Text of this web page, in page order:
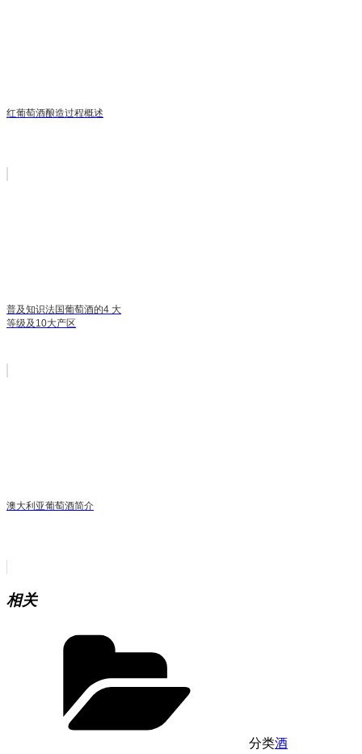
红葡萄酒酿造过程概述
普及知识法国葡萄酒的4 大
等级及10大产区
澳大利亚葡萄酒简介
相关
分类酒